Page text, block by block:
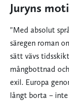
Juryns
"Med absolut
säregen roman
sätt vävs
mångbottnad
exil. Europa
långt borta –